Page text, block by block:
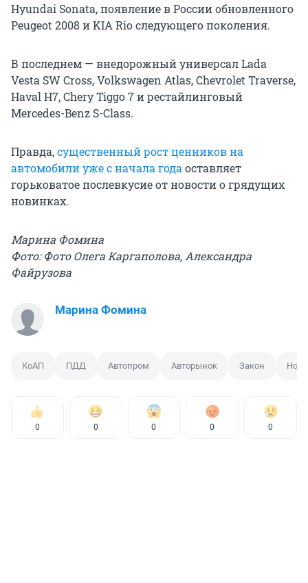
Hyundai Sonata, появление в России обновленного
Peugeot 2008 и KIA Rio следующего поколения.
В последнем — внедорожный универсал Lada
Vesta SW Cross, Volkswagen Atlas, Chevrolet Traverse,
Haval H7, Chery Tiggo 7 и рестайлинговый
Mercedes-Benz S-Class.
Правда,существенный рост ценников на
автомобили уже с начала года оставляет
горьковатое послевкусие от новости о грядущих
новинках.
Марина Фомина
Фото: Фото Олега Каргаполова, Александра
Файрузова
Марина Фомина
КоАП ПДД Автопром Авторынок Закон
0 0 0 0 0